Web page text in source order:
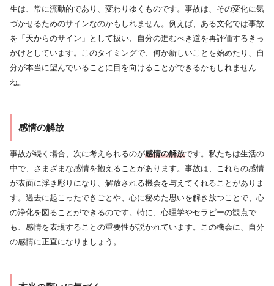
生は、常に流動的であり、変わりゆくものです。事故は、その変化に気
づかせるためのサインなのかもしれません。例えば、ある文化では事故
を「天からのサイン」として扱い、自分の進むべき道を再評価するきっ
かけとしています。このタイミングで、何か新しいことを始めたり、自
分が本当に望んでいることに目を向けることができるかもしれません
ね。
感情の解放
事故が続く場合、次に考えられるのが感情の解放です。私たちは生活の
中で、さまざまな感情を抱えることがあります。事故は、これらの感情
が表面に浮き彫りになり、解放される機会を与えてくれることがありま
す。過去に起こったできごとや、心に秘めた思いを解き放つことで、心
の浄化を図ることができるのです。特に、心理学やセラピーの観点で
も、感情を表現することの重要性が説かれています。この機会に、自分
の感情に正直になりましょう。